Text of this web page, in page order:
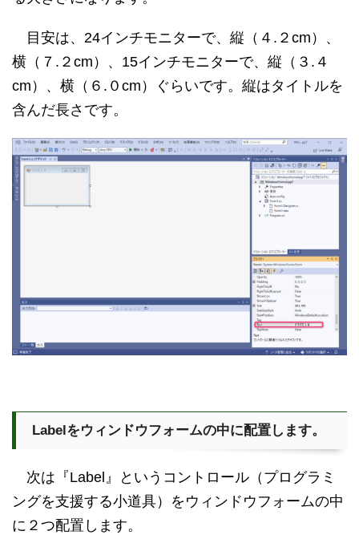
目安は、24インチモニターで、縦（４.２cm）、
横（７.２cm）、15インチモニターで、縦（３.４
cm）、横（６.０cm）ぐらいです。縦はタイトルを
含んだ長さです。
Labelをウィンドウフォームの中に配置します。
次は『Label』というコントロール（プログラミ
ングを支援する小道具）をウィンドウフォームの中
に２つ配置します。